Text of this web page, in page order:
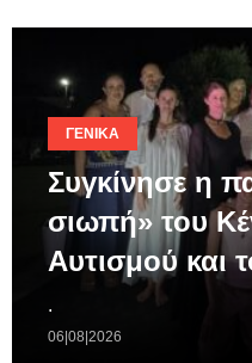
ΓΕΝΙΚΆ
Συγκίνησε η
σιωπή» του
Αυτισμού και
.
06|08|2026